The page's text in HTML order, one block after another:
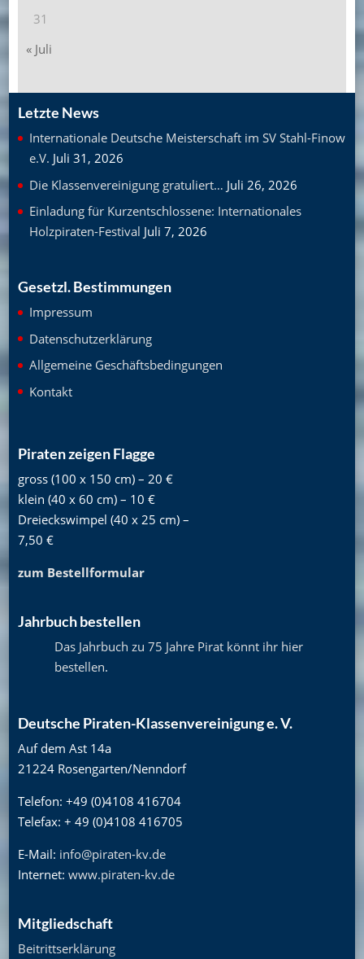
31
« Juli
Letzte News
Internationale Deutsche Meisterschaft im SV Stahl-Finow
e.V. Juli 31, 2026
Die Klassenvereinigung gratuliert… Juli 26, 2026
Einladung für Kurzentschlossene: Internationales
Holzpiraten-Festival Juli 7, 2026
Gesetzl. Bestimmungen
Impressum
Datenschutzerklärung
Allgemeine Geschäftsbedingungen
Kontakt
Piraten zeigen Flagge
gross (100 x 150 cm) – 20 €
klein (40 x 60 cm) – 10 €
Dreieckswimpel (40 x 25 cm) –
7,50 €
zum Bestellformular
Jahrbuch bestellen
Das Jahrbuch zu 75 Jahre Pirat könnt ihr hier
bestellen.
Deutsche Piraten-Klassenvereinigung e. V.
Auf dem Ast 14a
21224 Rosengarten/Nenndorf
Telefon: +49 (0)4108 416704
Telefax: + 49 (0)4108 416705
E-Mail: info@piraten-kv.de
Internet: www.piraten-kv.de
Mitgliedschaft
Beitrittserklärung